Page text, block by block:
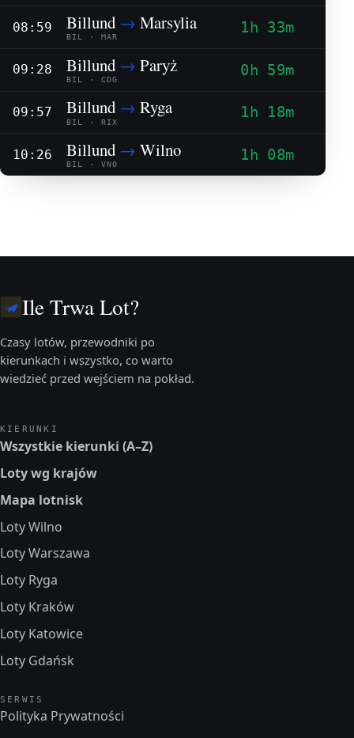
08:59 Billund → Marsylia
BIL · MAR
1h 33m
09:28 Billund → Paryż
BIL · CDG
0h 59m
09:57 Billund → Ryga
BIL · RIX
1h 18m
10:26 Billund → Wilno
BIL · VNO
1h 08m
Ile Trwa Lot?
Czasy lotów, przewodniki po
kierunkach i wszystko, co warto
wiedzieć przed wejściem na pokład.
KIERUNKI
Wszystkie kierunki (A–Z)
Loty wg krajów
Mapa lotnisk
Loty Wilno
Loty Warszawa
Loty Ryga
Loty Kraków
Loty Katowice
Loty Gdańsk
SERWIS
Polityka Prywatności